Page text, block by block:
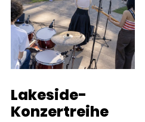
Lakeside-
Konzertreihe